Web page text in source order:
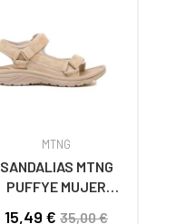
MTNG
SANDALIAS MTNG
PUFFYE MUJER
15,49 € 35,00 €